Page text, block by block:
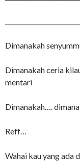
Dimanakah
Dimanakah ceria
mentari
Dimanakah….
Reff…
Wahai kau yang ada